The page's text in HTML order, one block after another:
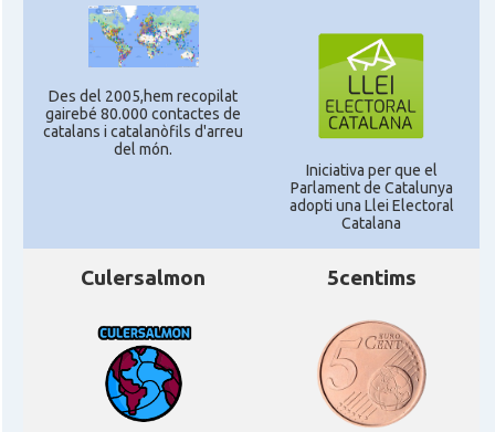
Des del 2005,hem recopilat
gairebé 80.000 contactes de
catalans i catalanòfils d'arreu
del món.
Iniciativa per que el
Parlament de Catalunya
adopti una Llei Electoral
Catalana
Culersalmon 5centims